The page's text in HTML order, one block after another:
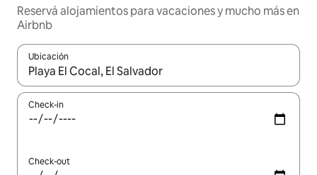
Reservá alojamientos para vacaciones y mucho más en
Airbnb
Ubicación
Cuando los resultados estén disponibles, navegá con las
Check-in
Check-out